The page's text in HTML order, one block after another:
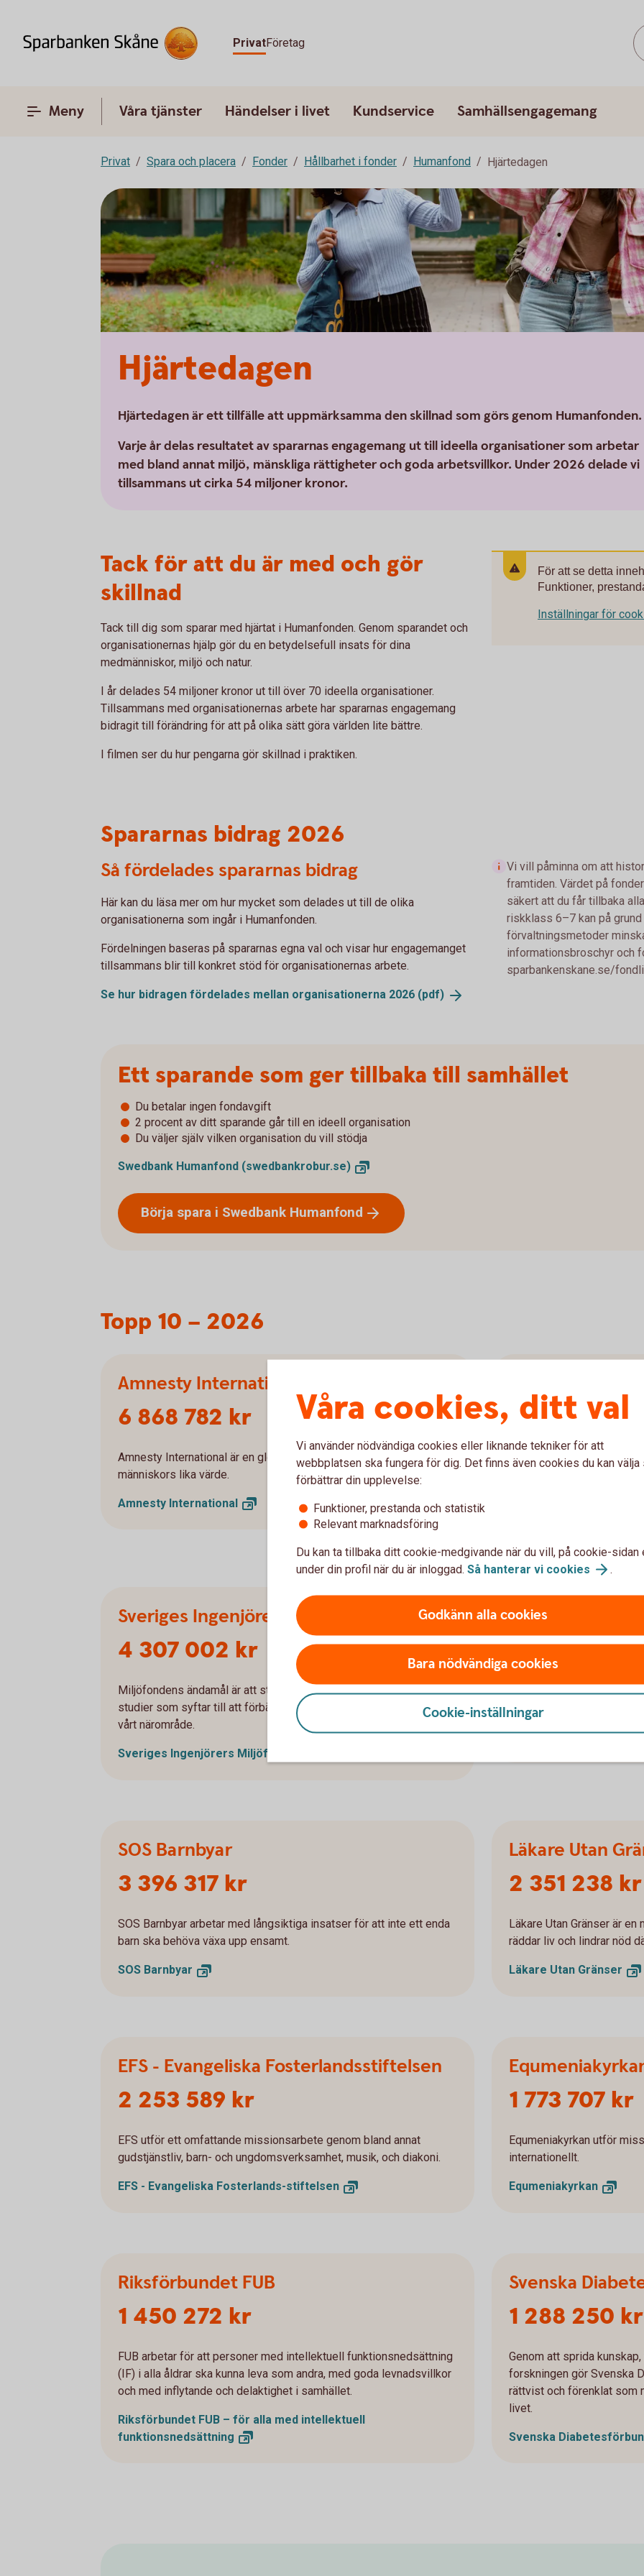
PrivatFöretag
Meny Våra tjänster Händelser i livet Kundservice Samhällsengagemang
Privat Spara och placera Fonder Hållbarhet i fonder Humanfond Hjärtedagen
Hjärtedagen
Hjärtedagen är ett tillfälle att uppmärksamma den skillnad som görs genom Humanfonden.
Varje år delas resultatet av spararnas engagemang ut till ideella organisationer som arbetar
med bland annat miljö, mänskliga rättigheter och goda arbetsvillkor. Under 2026 delade vi
tillsammans ut cirka 54 miljoner kronor.
Tack för att du är med och gör
skillnad
Tack till dig som sparar med hjärtat i Humanfonden. Genom sparandet och
organisationernas hjälp gör du en betydelsefull insats för dina
medmänniskor, miljö och natur.
I år delades 54 miljoner kronor ut till över 70 ideella organisationer.
Tillsammans med organisationernas arbete har spararnas engagemang
bidragit till förändring för att på olika sätt göra världen lite bättre.
I filmen ser du hur pengarna gör skillnad i praktiken.
För att se detta
Funktioner,
Inställningar för
Spararnas bidrag 2026
Så fördelades spararnas bidrag
Här kan du läsa mer om hur mycket som delades ut till de olika
organisationerna som ingår i Humanfonden.
Fördelningen baseras på spararnas egna val och visar hur engagemanget
tillsammans blir till konkret stöd för organisationernas arbete.
Se hur bidragen fördelades mellan organisationerna 2026 (pdf)
Vi vill påminna om att
framtiden. Värdet på
säkert att du får tillbaka
riskklass 6–7 kan på
förvaltningsmetoder
informationsbroschyr och
sparbankenskane.se/
Ett sparande som ger tillbaka till samhället
Du betalar ingen fondavgift
2 procent av ditt sparande går till en ideell organisation
Du väljer själv vilken organisation du vill stödja
Swedbank Humanfond (swedbankrobur.se)
Börja spara i Swedbank Humanfond
Topp 10 – 2026
Amnesty International
6 868 782 kr
Amnesty International är en global organisation som kämpar för alla
människors lika värde.
Amnesty International
6 057 626 kr
Rädda Barnen finns på
kämpar för alla barns
Sveriges Ingenjörers Miljöfond
4 307 002 kr
Miljöfondens ändamål är att stödja och främja forskning, projekt och
studier som syftar till att förbättra den fysiska miljön i Sverige och
vårt närområde.
Sveriges Ingenjörers Miljöfond
3 011 347 kr
Barncancerfonden
drabbade och deras
Barncancerfonden
SOS Barnbyar
3 396 317 kr
SOS Barnbyar arbetar med långsiktiga insatser för att inte ett enda
barn ska behöva växa upp ensamt.
SOS Barnbyar
Läkare Utan
2 351 238 kr
Läkare Utan Gränser är
räddar liv och lindrar nöd
Läkare Utan Gränser
EFS - Evangeliska Fosterlandsstiftelsen
2 253 589 kr
EFS utför ett omfattande missionsarbete genom bland annat
gudstjänstliv, barn- och ungdomsverksamhet, musik, och diakoni.
EFS - Evangeliska Fosterlands-stiftelsen
1 773 707 kr
Equmeniakyrkan utför
internationellt.
Equmeniakyrkan
Riksförbundet FUB
1 450 272 kr
FUB arbetar för att personer med intellektuell funktionsnedsättning
(IF) i alla åldrar ska kunna leva som andra, med goda levnadsvillkor
och med inflytande och delaktighet i samhället.
Riksförbundet FUB – för alla med intellektuell
funktionsnedsättning
Svenska
1 288 250 kr
Genom att sprida
forskningen gör Svenska
rättvist och förenklat som
livet.
Svenska
Våra cookies, ditt val
Vi använder nödvändiga cookies eller liknande tekniker för att
webbplatsen ska fungera för dig. Det finns även cookies du kan välja
förbättrar din upplevelse:
Funktioner, prestanda och statistik
Relevant marknadsföring
Du kan ta tillbaka ditt cookie-medgivande när du vill, på cookie-sidan
under din profil när du är inloggad. Så hanterar vi cookies .
Godkänn alla cookies
Bara nödvändiga cookies
Cookie-inställningar